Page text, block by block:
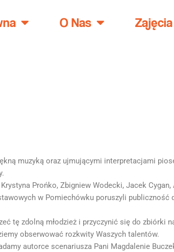
O Nas Zajęcia
muzyką oraz ujmującymi interpretacjami
Prońko, Zbigniew Wodecki, Jacek
w Pomiechówku poruszyli
tę zdolną młodzież i przyczynić się do zbiórki
obserwować rozkwity Waszych talentów.
autorce scenariusza Pani Magdalenie